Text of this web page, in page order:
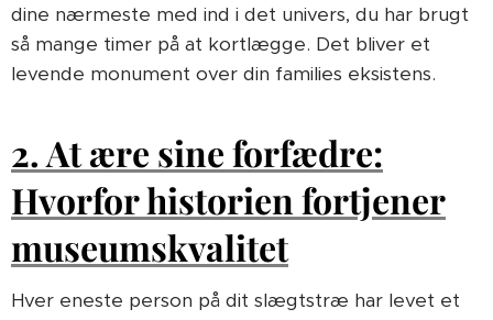
dine nærmeste med ind i det univers, du har brugt
så mange timer på at kortlægge. Det bliver et
levende monument over din families eksistens.
2. At ære sine forfædre:
Hvorfor historien fortjener
museumskvalitet
Hver eneste person på dit slægtstræ har levet et